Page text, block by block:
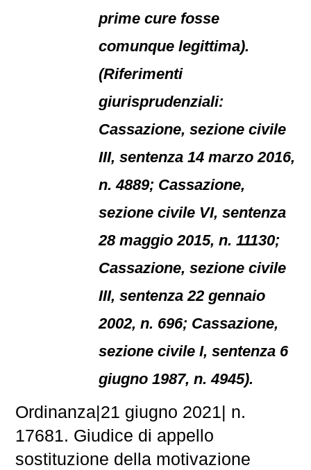
prime cure fosse
comunque legittima).
(Riferimenti
giurisprudenziali:
Cassazione, sezione civile
III, sentenza 14 marzo 2016,
n. 4889; Cassazione,
sezione civile VI, sentenza
28 maggio 2015, n. 11130;
Cassazione, sezione civile
III, sentenza 22 gennaio
2002, n. 696; Cassazione,
sezione civile I, sentenza 6
giugno 1987, n. 4945).
Ordinanza|21 giugno 2021| n.
17681. Giudice di appello
sostituzione della motivazione